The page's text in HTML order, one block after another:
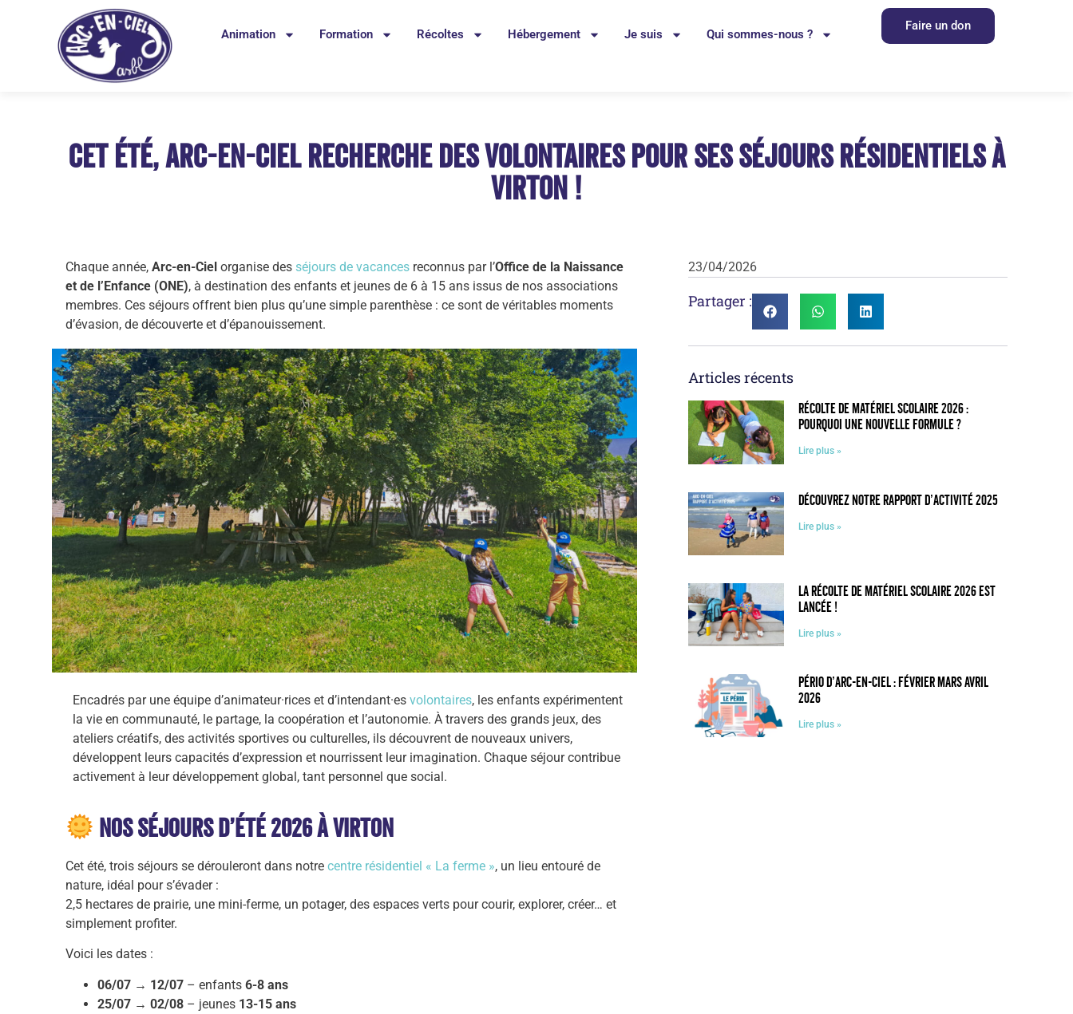
Animation Formation Récoltes Hébergement Je suis Qui sommes-nous ?
Faire un don
Cet été, Arc-en-Ciel recherche des volontaires pour ses séjours résidentiels à
Virton !
Chaque année, Arc-en-Ciel organise des séjours de vacances reconnus par l’Office de la Naissance
et de l’Enfance (ONE), à destination des enfants et jeunes de 6 à 15 ans issus de nos associations
membres. Ces séjours offrent bien plus qu’une simple parenthèse : ce sont de véritables moments
d’évasion, de découverte et d’épanouissement.
Encadrés par une équipe d’animateur·rices et d’intendant·es volontaires, les enfants expérimentent
la vie en communauté, le partage, la coopération et l’autonomie. À travers des grands jeux, des
ateliers créatifs, des activités sportives ou culturelles, ils découvrent de nouveaux univers,
développent leurs capacités d’expression et nourrissent leur imagination. Chaque séjour contribue
activement à leur développement global, tant personnel que social.
Nos séjours d’été 2026 à Virton
Cet été, trois séjours se dérouleront dans notre centre résidentiel « La ferme », un lieu entouré de
nature, idéal pour s’évader :
2,5 hectares de prairie, une mini-ferme, un potager, des espaces verts pour courir, explorer, créer… et
simplement profiter.
Voici les dates :
06/07 → 12/07 – enfants 6-8 ans
25/07 → 02/08 – jeunes 13-15 ans
23/04/2026
Partager :
Articles récents
Récolte de matériel scolaire 2026 :
pourquoi une nouvelle formule ?
Lire plus »
Découvrez notre rapport d’activité 2025
Lire plus »
La récolte de matériel scolaire 2026 est
lancée !
Lire plus »
Pério d’Arc-en-Ciel : février mars avril
2026
Lire plus »